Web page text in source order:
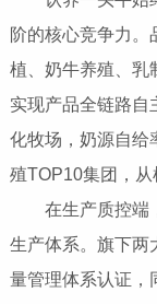
阶的核心竞争力
植、奶牛养殖、乳
实现产品全链路自
化牧场，奶源自给
殖TOP10集团，从
在生产质控端
生产体系。旗下两
量管理体系认证，